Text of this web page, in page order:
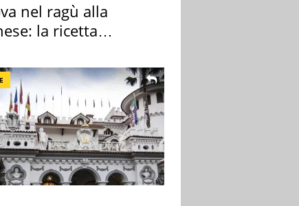
nel ragù alla
la ricetta